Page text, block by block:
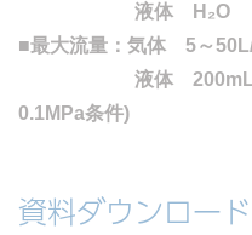
液体 H₂O
■最大流量：気体 5～
液体 200mL/min
0.1MPa条件)
資料ダウンロード